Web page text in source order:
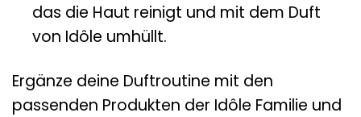
das die Haut reinigt und mit dem Duft
von Idôle umhüllt.
Ergänze deine Duftroutine mit den
passenden Produkten der Idôle Familie und